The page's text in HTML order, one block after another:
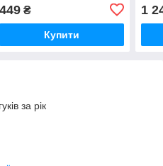
накамерне світло ( Batmax
NP-F550/F570)
449₴
Купити
1
за рік